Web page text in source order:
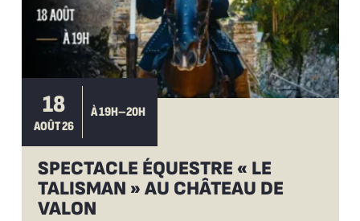
18
AOÛT 26
À 19H–20H
SPECTACLE ÉQUESTRE « LE
TALISMAN » AU CHÂTEAU DE
VALON